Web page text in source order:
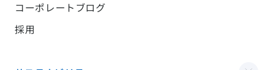
コーポレートブログ
採用